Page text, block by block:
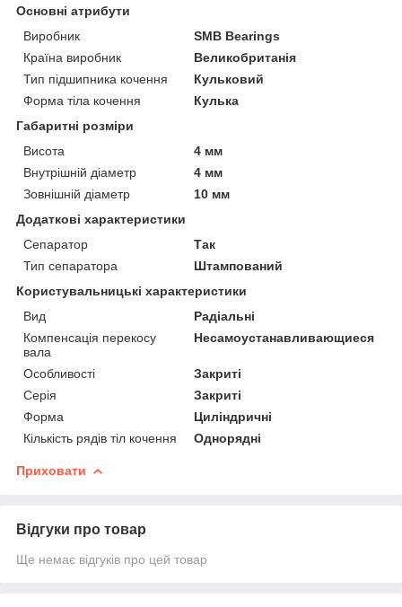
Основні атрибути
Виробник
SMB Bearings
Країна виробник
Великобританія
Тип підшипника кочення
Кульковий
Форма тіла кочення
Кулька
Габаритні розміри
Висота
4 мм
Внутрішній діаметр
4 мм
Зовнішній діаметр
10 мм
Додаткові характеристики
Сепаратор
Так
Тип сепаратора
Штампований
Користувальницькі характеристики
Вид
Радіальні
Компенсація перекосу
вала
Несамоустанавливающиеся
Особливості
Закриті
Серія
Закриті
Форма
Циліндричні
Кількість рядів тіл кочення
Однорядні
Приховати
Відгуки про товар
Ще немає відгуків про цей товар